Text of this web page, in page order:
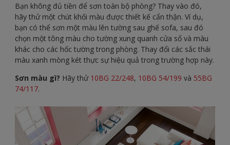
Bạn không đủ tiền để sơn toàn bộ phòng? Thay vào đó,
hãy thử một chút khối màu được thiết kế cẩn thận. Ví dụ,
bạn có thể sơn một màu lên tường sau ghế sofa, sau đó
chọn một tông màu cho tường xung quanh cửa sổ và màu
khác cho các hốc tường trong phòng. Thay đổi các sắc thái
màu xanh mòng két thực sự hiệu quả trong trường hợp này.
Sơn màu gì? Hãy thử 10BG 22/248, 10BG 54/199 và 55BG
74/117.